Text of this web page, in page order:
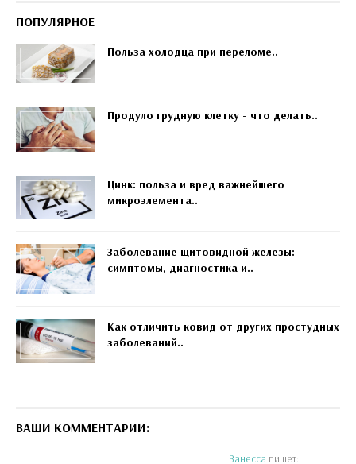
ПОПУЛЯРНОЕ
Польза холодца при переломе..
Продуло грудную клетку - что делать..
Цинк: польза и вред важнейшего
микроэлемента..
Заболевание щитовидной железы:
симптомы, диагностика и..
Как отличить ковид от других простудных
заболеваний..
ВАШИ КОММЕНТАРИИ:
Ванесса пишет: